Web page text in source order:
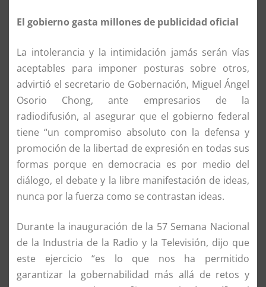
El gobierno gasta millones de publicidad oficial
La intolerancia y la intimidación jamás serán vías
aceptables para imponer posturas sobre otros,
advirtió el secretario de Gobernación, Miguel Ángel
Osorio Chong, ante empresarios de la
radiodifusión, al asegurar que el gobierno federal
tiene “un compromiso absoluto con la defensa y
promoción de la libertad de expresión en todas sus
formas porque en democracia es por medio del
diálogo, el debate y la libre manifestación de ideas,
nunca por la fuerza como se contrastan ideas.
Durante la inauguración de la 57 Semana Nacional
de la Industria de la Radio y la Televisión, dijo que
este ejercicio “es lo que nos ha permitido
garantizar la gobernabilidad más allá de retos y